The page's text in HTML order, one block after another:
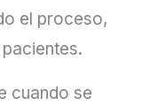
el proceso,
cuando se